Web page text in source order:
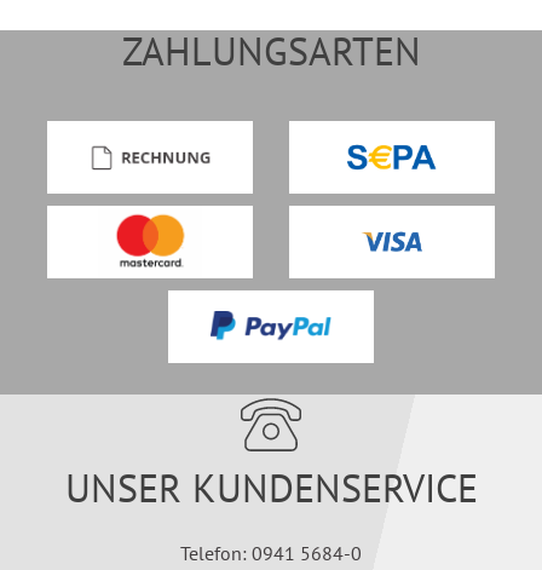
ZAHLUNGSARTEN
UNSER KUNDENSERVICE
Telefon: 0941 5684-0